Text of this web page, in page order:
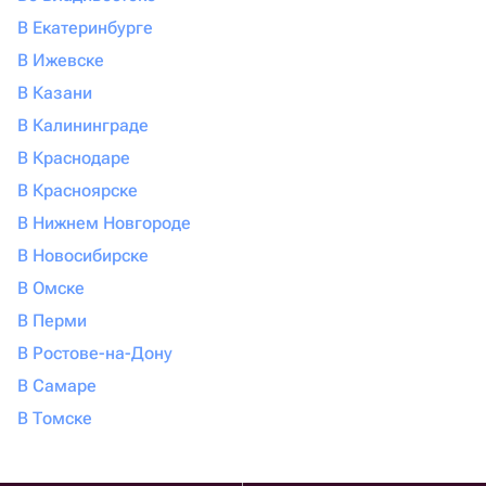
В Екатеринбурге
В Ижевске
В Казани
В Калининграде
В Краснодаре
В Красноярске
В Нижнем Новгороде
В Новосибирске
В Омске
В Перми
В Ростове-на-Дону
В Самаре
В Томске